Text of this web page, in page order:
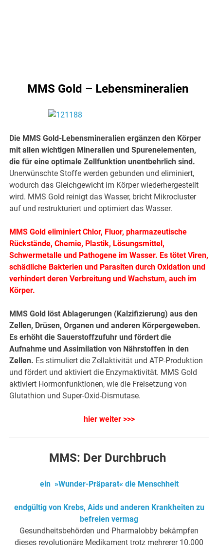
MMS Gold – Lebensmineralien
Die MMS Gold-Lebensmineralien ergänzen den Körper
mit allen wichtigen Mineralien und Spurenelementen,
die für eine optimale Zellfunktion unentbehrlich sind.
Unerwünschte Stoffe werden gebunden und eliminiert,
wodurch das Gleichgewicht im Körper wiederhergestellt
wird. MMS Gold reinigt das Wasser, bricht Mikrocluster
auf und restrukturiert und optimiert das Wasser.
MMS Gold eliminiert Chlor, Fluor, pharmazeutische
Rückstände, Chemie, Plastik, Lösungsmittel,
Schwermetalle und Pathogene im Wasser. Es tötet Viren,
schädliche Bakterien und Parasiten durch Oxidation und
verhindert deren Verbreitung und Wachstum, auch im
Körper.
MMS Gold löst Ablagerungen (Kalzifizierung) aus den
Zellen, Drüsen, Organen und anderen Körpergeweben.
Es erhöht die Sauerstoffzufuhr und fördert die
Aufnahme und Assimilation von Nährstoffen in den
Zellen. Es stimuliert die Zellaktivität und ATP-Produktion
und fördert und aktiviert die Enzymaktivität. MMS Gold
aktiviert Hormonfunktionen, wie die Freisetzung von
Glutathion und Super-Oxid-Dismutase.
hier weiter >>>
MMS: Der Durchbruch
ein »Wunder-Präparat« die Menschheit
endgültig von Krebs, Aids und anderen Krankheiten zu
befreien vermag
Gesundheitsbehörden und Pharmalobby bekämpfen
dieses revolutionäre Medikament trotz mehrerer 10.000